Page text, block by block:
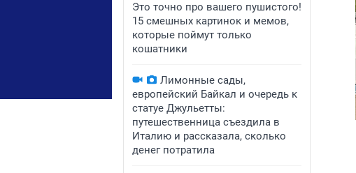
Это точно про вашего пушистого!
15 смешных картинок и мемов,
которые поймут только
кошатники
Лимонные сады,
европейский Байкал и очередь к
статуе Джульетты:
путешественница съездила в
Италию и рассказала, сколько
денег потратила